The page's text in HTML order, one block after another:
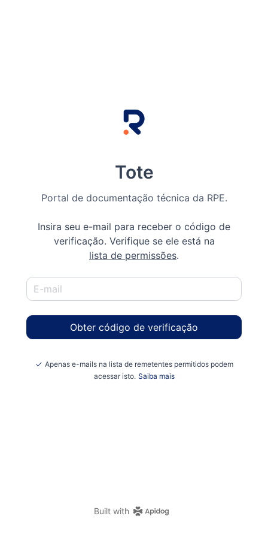
Tote
Portal de documentação técnica da RPE.
Insira seu e-mail para receber o código de
verificação. Verifique se ele está na
lista de permissões.
Obter código de verificação
Apenas e-mails na lista de remetentes permitidos podem
acessar isto. Saiba mais
Built with